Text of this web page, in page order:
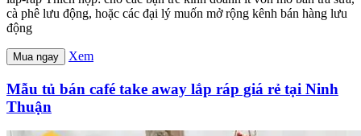
cà phê lưu động, hoặc các đại lý muốn mở rộng kênh bán hàng lưu
động
Mua ngay Xem
Mẫu tủ bán café take away lắp ráp giá rẻ tại Ninh
Thuận